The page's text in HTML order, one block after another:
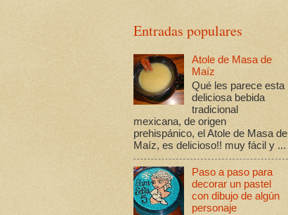
Entradas populares
Atole de Masa de
Maíz
Qué les parece esta
deliciosa bebida
tradicional
mexicana, de origen
prehispánico, el Atole de Masa de
Maíz, es delicioso!! muy fácil y ...
Paso a paso para
decorar un pastel
con dibujo de algún
personaje